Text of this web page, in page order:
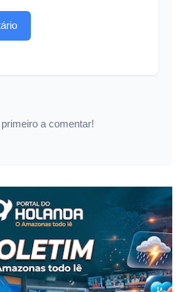
a comentar!